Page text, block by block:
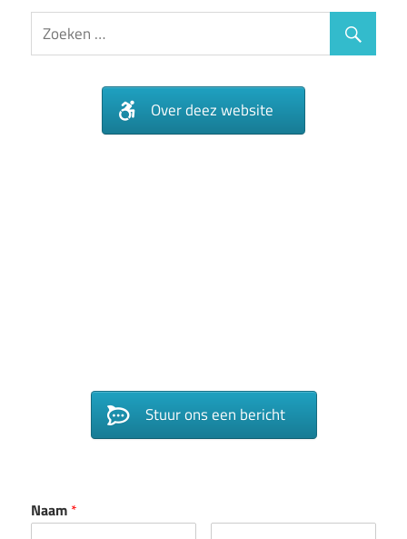
Over deez website
Stuur ons een bericht
Naam *